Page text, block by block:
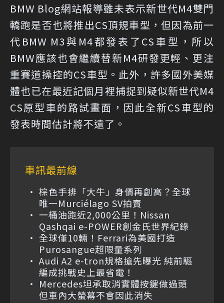
BMW Blog網站報導雖未表示新世代M4雙門
轎跑是否也將推出CS頂規車型，但因為前一
代BMW M3與M4都發表了CS車型，所以
BMW應該也會繼續替新M4研發更輕、更注
重賽道操控的CS車型。此外，許多國外美媒
體也已在最近記個月裡捕捉到疑似新世代M4
CS原型車的路試畫面，因此全新CS車型的
發表時間估計將不遠了。
車訊最前線
棕色手排「大牛」身價再創高？全球
唯一Murciélago SV拍賣
一桶油跑近2,000公里！Nissan
Qashqai e-POWER創金氏世界紀錄
全球僅10輛！Ferrari為美國打造
Purosangue超限量系列
Audi A2 e-tron規格搶先曝光 純前驅
編成挑戰史上最省電！
Mercedes坦承取消實體按鍵做過頭
但車內大螢幕不會因此消失